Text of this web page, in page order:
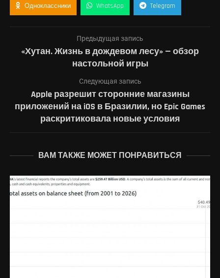
Одноклассники WhatsApp Telegram
Предыдущая запись
«Хутан. Жизнь в дождевом лесу» — обзор
настольной игры
Следующая запись
Apple разрешит сторонние магазины
приложений на iOS в Бразилии, но Epic Games
раскритиковала новые условия
ВАМ ТАКЖЕ МОЖЕТ ПОНРАВИТЬСЯ